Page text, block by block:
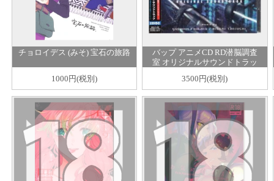
チョロイデス (みそ) 宝石の旅路
1000円(税別)
バップ アニメCD RD潜脳調査
室 オリジナルサウンドトラッ
3500円(税別)